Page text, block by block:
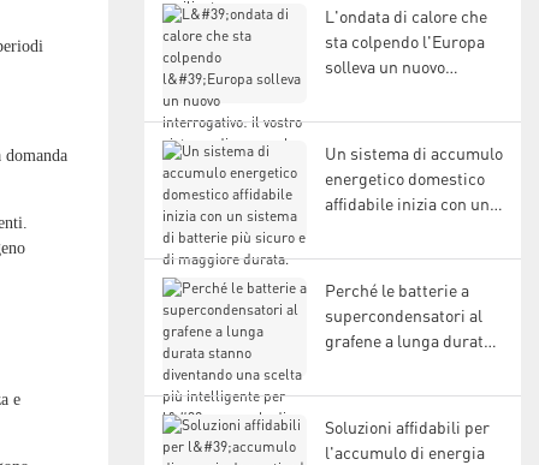
e
L'ondata di calore che
sta colpendo l'Europa
solleva un nuovo
sistema di accumulo
Un sistema di accumulo
energetico domestico
affidabile inizia con un
sicuro e di maggiore
durata.
Perché le batterie a
supercondensatori al
grafene a lunga durata
scelta più intelligente
Soluzioni affidabili per
l'accumulo di energia